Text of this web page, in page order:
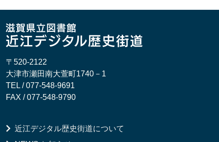
〒520-2122
大津市瀬田南大萱町1740－1
TEL / 077-548-9691
FAX / 077-548-9790
近江デジタル歴史街道について